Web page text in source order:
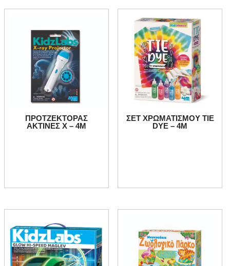
ΠΡΟΤΖΕΚΤΟΡΑΣ
ΑΚΤΙΝΕΣ Χ – 4M
ΣΕΤ ΧΡΩΜΑΤΙΣΜΟΥ TIE
DYE – 4Μ